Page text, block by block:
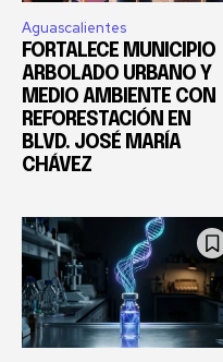
Aguascalientes
FORTALECE MUNICIPIO
ARBOLADO URBANO Y
MEDIO AMBIENTE CON
REFORESTACIÓN EN
BLVD. JOSÉ MARÍA
CHÁVEZ